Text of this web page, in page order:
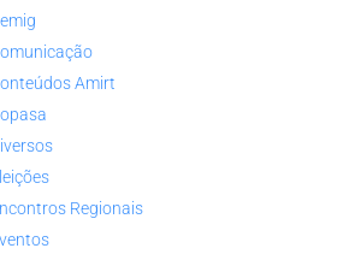
Amirt
Regionais